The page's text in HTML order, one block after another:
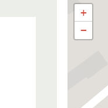
+
−